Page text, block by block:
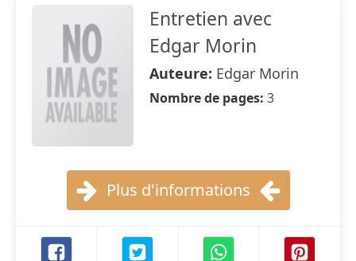
Entretien avec
Edgar Morin
Auteure: Edgar Morin
Nombre de pages: 3
Plus d'informations